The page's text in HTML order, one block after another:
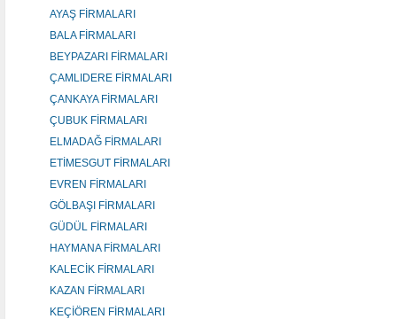
AYAŞ FİRMALARI
BALA FİRMALARI
BEYPAZARI FİRMALARI
ÇAMLIDERE FİRMALARI
ÇANKAYA FİRMALARI
ÇUBUK FİRMALARI
ELMADAĞ FİRMALARI
ETİMESGUT FİRMALARI
EVREN FİRMALARI
GÖLBAŞI FİRMALARI
GÜDÜL FİRMALARI
HAYMANA FİRMALARI
KALECİK FİRMALARI
KAZAN FİRMALARI
KEÇİÖREN FİRMALARI